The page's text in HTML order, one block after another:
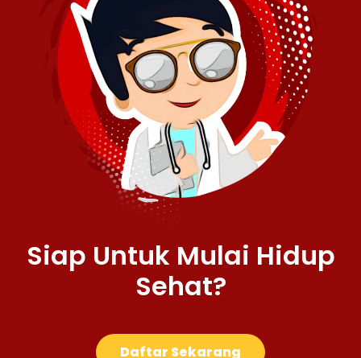
Siap Untuk Mulai Hidup
Sehat?
Daftar Sekarang